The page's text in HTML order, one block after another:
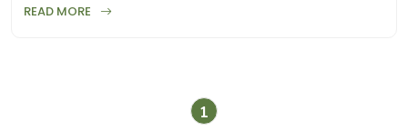
READ MORE
1